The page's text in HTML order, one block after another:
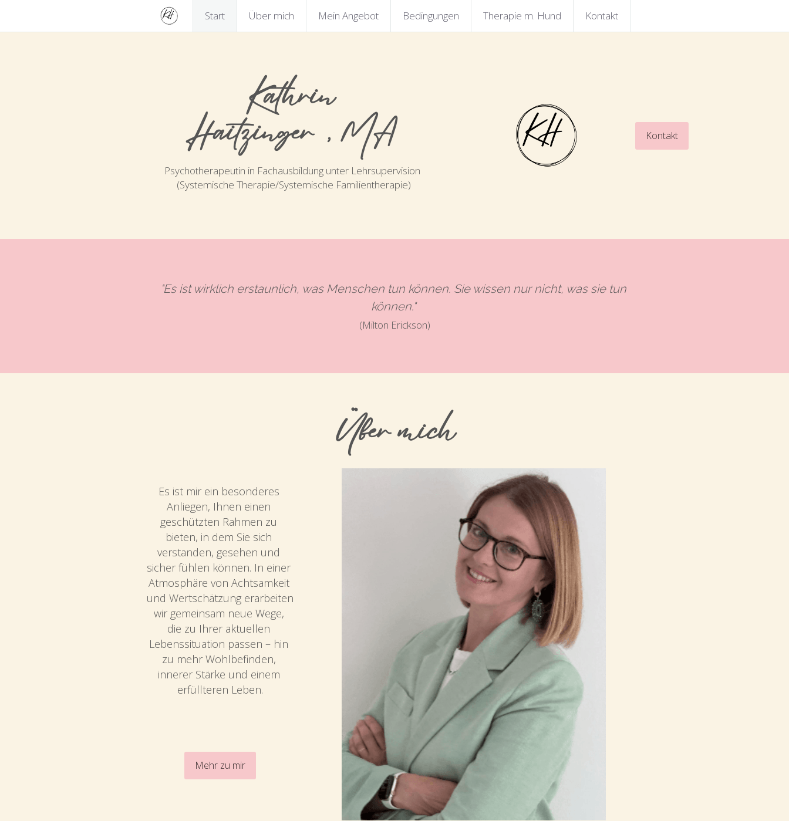
Start Über mich Mein Angebot Bedingungen Therapie m. Hund Kontakt
Kathrin
Haitzinger, MA
Psychotherapeutin in Fachausbildung unter Lehrsupervision
(Systemische Therapie/Systemische Familientherapie)
Kontakt
"Es ist wirklich erstaunlich, was Menschen tun können. Sie wissen nur nicht, was sie tun
können."
(Milton Erickson)
Über mich
Es ist mir ein besonderes
Anliegen, Ihnen einen
geschützten Rahmen zu
bieten, in dem Sie sich
verstanden, gesehen und
sicher fühlen können. In einer
Atmosphäre von Achtsamkeit
und Wertschätzung erarbeiten
wir gemeinsam neue Wege,
die zu Ihrer aktuellen
Lebenssituation passen – hin
zu mehr Wohlbefinden,
innerer Stärke und einem
erfüllteren Leben.
Mehr zu mir